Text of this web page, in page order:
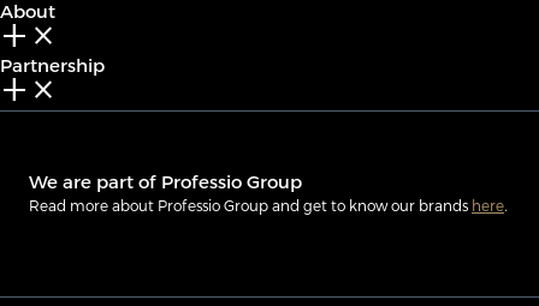
About
add_2 close
Partnership
add_2 close
We are part of Professio Group
Read more about Professio Group and get to know our brands here.